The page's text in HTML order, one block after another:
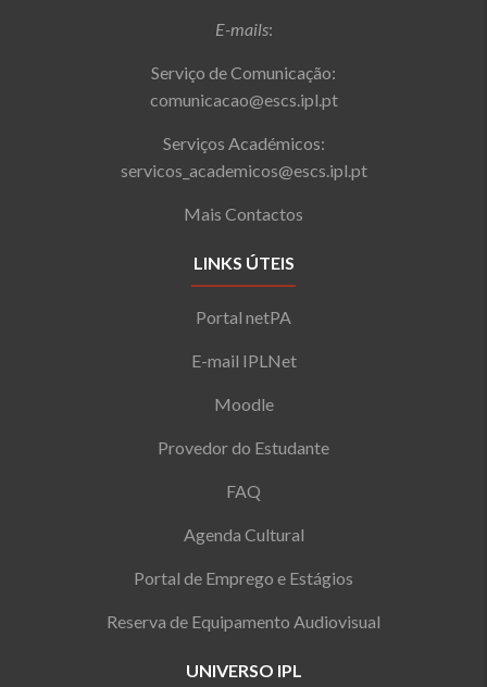
E-mails:
Serviço de Comunicação:
comunicacao@escs.ipl.pt
Serviços Académicos:
servicos_academicos@escs.ipl.pt
Mais Contactos
LINKS ÚTEIS
Portal netPA
E-mail IPLNet
Moodle
Provedor do Estudante
FAQ
Agenda Cultural
Portal de Emprego e Estágios
Reserva de Equipamento Audiovisual
UNIVERSO IPL